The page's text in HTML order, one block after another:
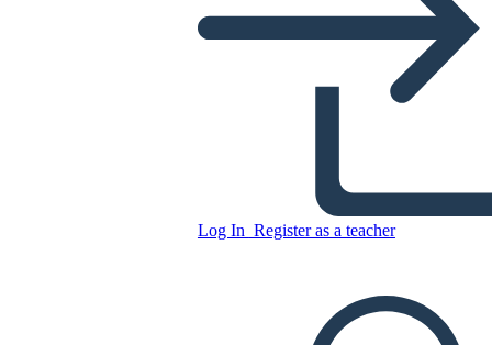
Log In Register as a teacher
Amerikan Devrimi, A.
Hamilton
Copy this Storyboard
CREATE A STORYBOARD